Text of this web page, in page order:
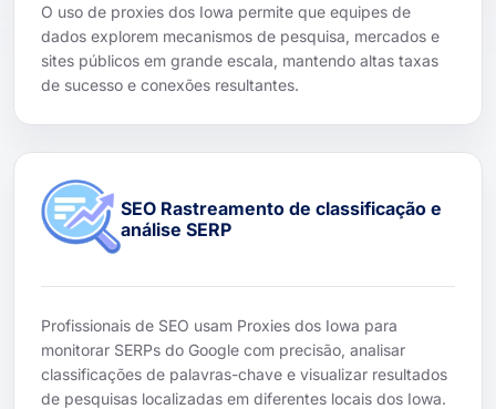
O uso de proxies dos Iowa permite que equipes de
dados explorem mecanismos de pesquisa, mercados e
sites públicos em grande escala, mantendo altas taxas
de sucesso e conexões resultantes.
SEO Rastreamento de classificação e
análise SERP
Profissionais de SEO usam Proxies dos Iowa para
monitorar SERPs do Google com precisão, analisar
classificações de palavras-chave e visualizar resultados
de pesquisas localizadas em diferentes locais dos Iowa.